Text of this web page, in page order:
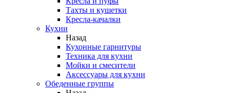
Тахты и кушетки
Кресла-качалки
Кухни
Назад
Кухонные гарнитуры
Техника для кухни
Мойки и смесители
Аксессуары для кухни
Обеденные группы